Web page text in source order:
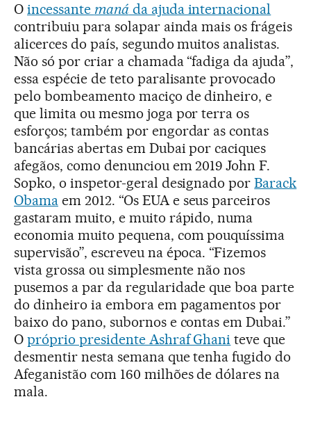
O incessante maná da ajuda internacional
contribuiu para solapar ainda mais os frágeis
alicerces do país, segundo muitos analistas.
Não só por criar a chamada “fadiga da ajuda”,
essa espécie de teto paralisante provocado
pelo bombeamento maciço de dinheiro, e
que limita ou mesmo joga por terra os
esforços; também por engordar as contas
bancárias abertas em Dubai por caciques
afegãos, como denunciou em 2019 John F.
Sopko, o inspetor-geral designado porBarack
Obamaem 2012. “Os EUA e seus parceiros
gastaram muito, e muito rápido, numa
economia muito pequena, com pouquíssima
supervisão”, escreveu na época. “Fizemos
vista grossa ou simplesmente não nos
pusemos a par da regularidade que boa parte
do dinheiro ia embora em pagamentos por
baixo do pano, subornos e contas em Dubai.”
O próprio presidente Ashraf Ghani teve que
desmentir nesta semana que tenha fugido do
Afeganistão com 160 milhões de dólares na
mala.